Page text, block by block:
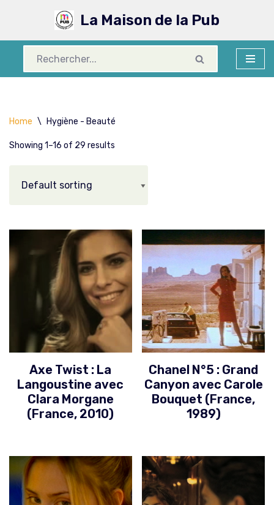
contenu
La Maison de la Pub
Home \ Hygiène - Beauté
Showing 1–16 of 29 results
Axe Twist : La
Langoustine avec
Clara Morgane
(France, 2010)
Chanel N°5 : Grand
Canyon avec Carole
Bouquet (France,
1989)